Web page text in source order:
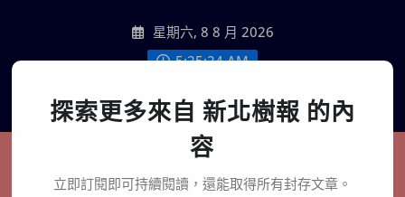
content
星期六, 8 8 月 2026
5:25:25 AM
聯絡我們
新北樹報
探索更多來自 新北樹報 的內
容
立即訂閱即可持續閱讀，還能取得所有封存文章。